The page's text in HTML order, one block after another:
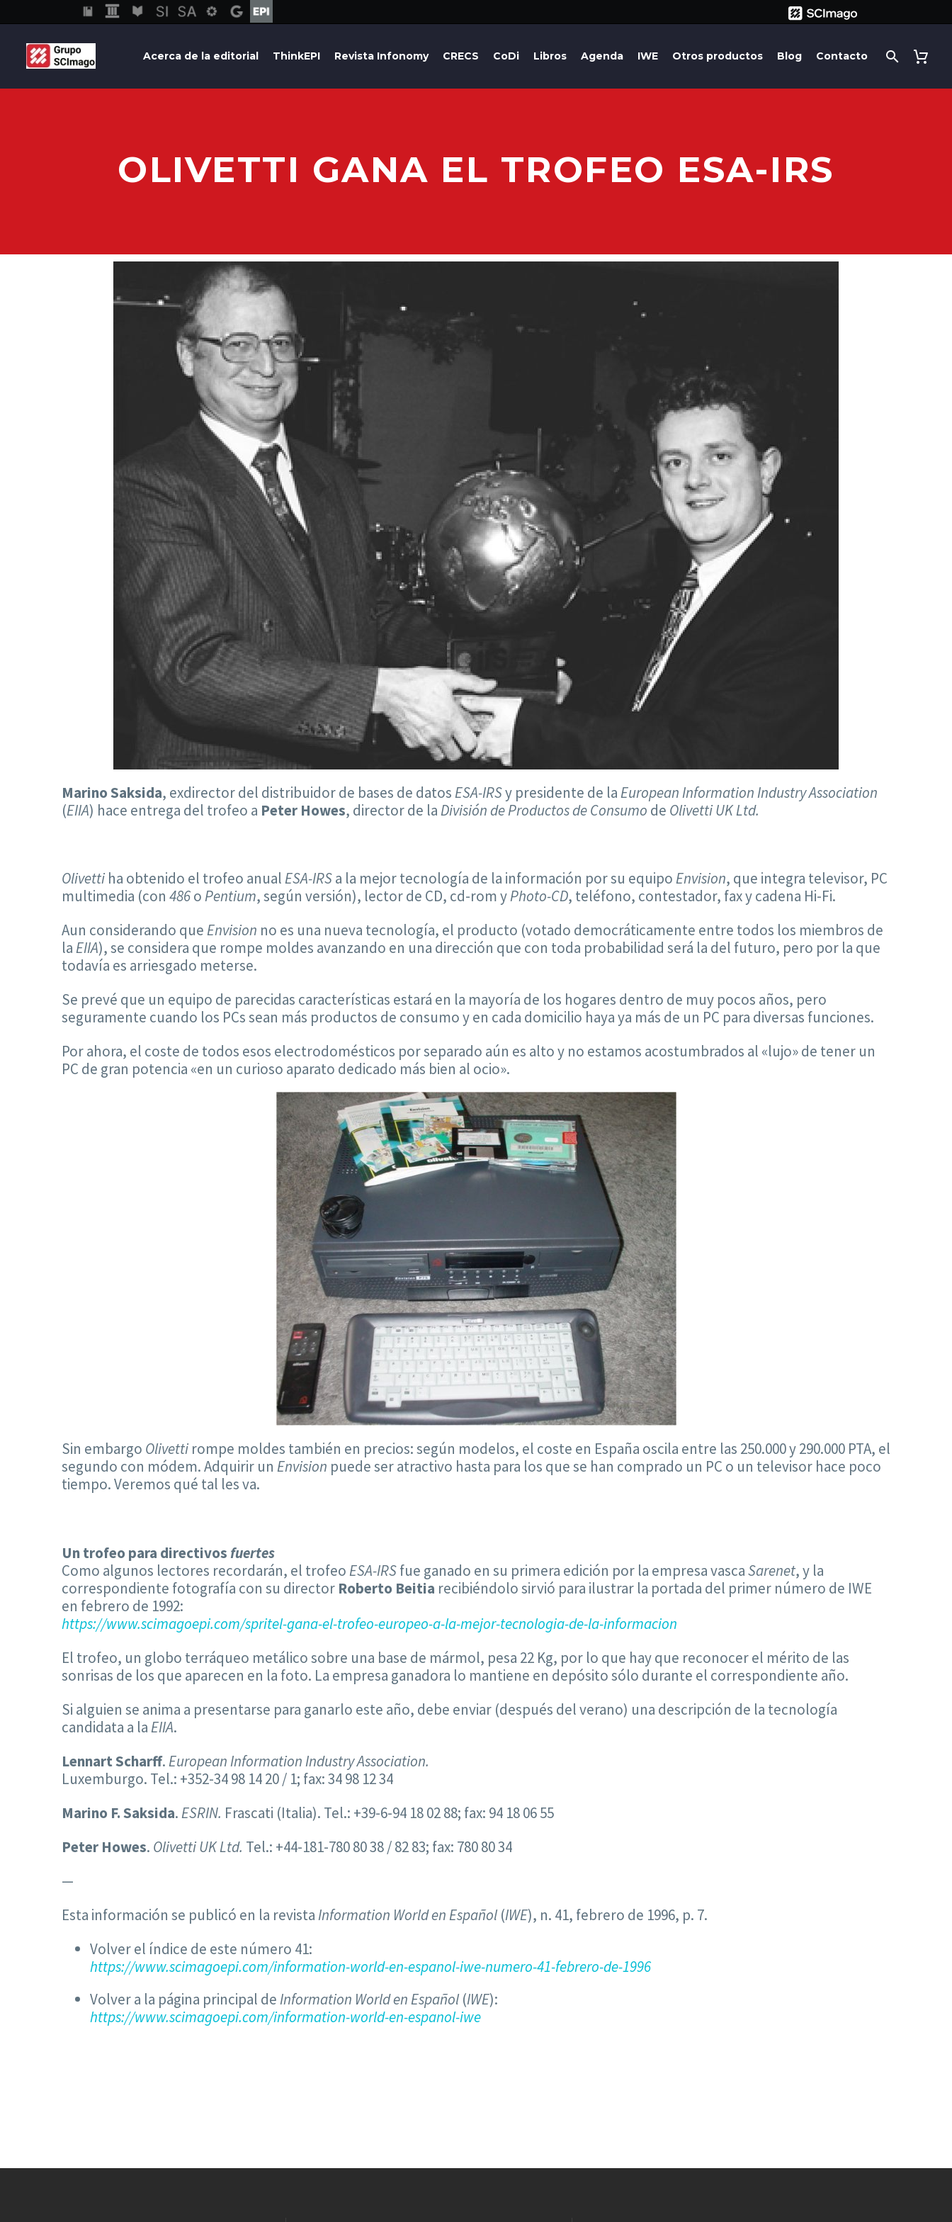
Acerca de la editorial ThinkEPI Revista Infonomy CRECS CoDi Libros Agenda IWE Otros productos Blog Contacto
OLIVETTI GANA EL TROFEO ESA-IRS
Marino Saksida, exdirector del distribuidor de bases de datosESA-IRSy presidente de laEuropean Information Industry Association
(EIIA) hace entrega del trofeo a Peter Howes, director de laDivisión de Productos de Consumo de Olivetti UK Ltd.
Olivetti ha obtenido el trofeo anualESA-IRSa la mejor tecnología de la información por su equipoEnvision, que integra televisor, PC
multimedia (con 486oPentium, según versión), lector de CD, cd-rom yPhoto-CD, teléfono, contestador, fax y cadena Hi-Fi.
Aun considerando queEnvision no es una nueva tecnología, el producto (votado democráticamente entre todos los miembros de
laEIIA), se considera que rompe moldes avanzando en una dirección que con toda probabilidad será la del futuro, pero por la que
todavía es arriesgado meterse.
Se prevé que un equipo de parecidas características estará en la mayoría de los hogares dentro de muy pocos años, pero
seguramente cuando los PCs sean más productos de consumo y en cada domicilio haya ya más de un PC para diversas funciones.
Por ahora, el coste de todos esos electrodomésticos por separado aún es alto y no estamos acostumbrados al «lujo» de tener un
PC de gran potencia «en un curioso aparato dedicado más bien al ocio».
Sin embargo Olivetti rompe moldes también en precios: según modelos, el coste en España oscila entre las 250.000 y 290.000 PTA, el
segundo con módem. Adquirir un Envision puede ser atractivo hasta para los que se han comprado un PC o un televisor hace poco
tiempo. Veremos qué tal les va.
Un trofeo para directivosfuertes
Como algunos lectores recordarán, el trofeoESA-IRSfue ganado en su primera edición por la empresa vascaSarenet, y la
correspondiente fotografía con su director Roberto Beitia recibiéndolo sirvió para ilustrar la portada del primer número de IWE
en febrero de 1992:
https://www.scimagoepi.com/spritel-gana-el-trofeo-europeo-a-la-mejor-tecnologia-de-la-informacion
El trofeo, un globo terráqueo metálico sobre una base de mármol, pesa 22 Kg, por lo que hay que reconocer el mérito de las
sonrisas de los que aparecen en la foto. La empresa ganadora lo mantiene en depósito sólo durante el correspondiente año.
Si alguien se anima a presentarse para ganarlo este año, debe enviar (después del verano) una descripción de la tecnología
candidata a laEIIA.
Lennart Scharff.European Information Industry Association.
Luxemburgo. Tel.: +352-34 98 14 20 / 1; fax: 34 98 12 34
Marino F. Saksida.ESRIN. Frascati (Italia). Tel.: +39-6-94 18 02 88; fax: 94 18 06 55
Peter Howes. Olivetti UK Ltd. Tel.: +44-181-780 80 38 / 82 83; fax: 780 80 34
—
Esta información se publicó en la revistaInformation World en Español (IWE), n. 41, febrero de 1996, p. 7.
Volver el índice de este número 41:
https://www.scimagoepi.com/information-world-en-espanol-iwe-numero-41-febrero-de-1996
Volver a la página principal deInformation World en Español (IWE):
https://www.scimagoepi.com/information-world-en-espanol-iwe